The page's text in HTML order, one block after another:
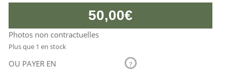
50,00€
Photos non contractuelles
Plus que 1 en stock
OU PAYER EN ?